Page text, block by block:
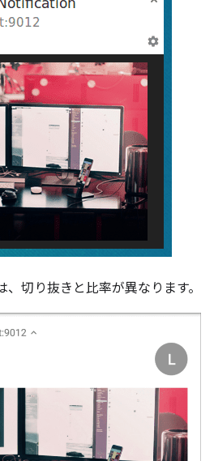
切り抜きと比率が異なります。